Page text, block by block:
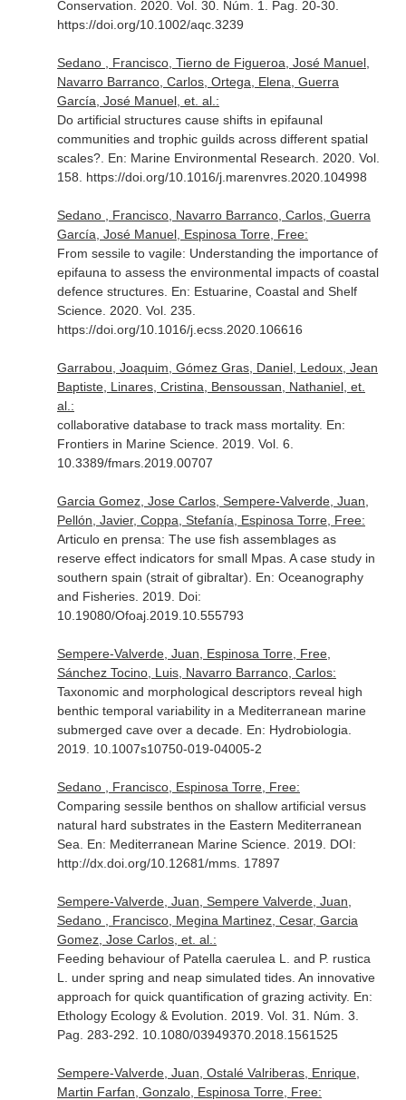
Conservation . 2020. Vol. 30. Núm. 1. Pag. 20-30.
https://doi.org/10.1002/aqc.3239
Sedano , Francisco, Tierno de Figueroa, José Manuel,
Navarro Barranco, Carlos, Ortega, Elena, Guerra
García, José Manuel, et. al.:
Do artificial structures cause shifts in epifaunal
communities and trophic guilds across different spatial
scales?. En: Marine Environmental Research . 2020. Vol.
158. https://doi.org/10.1016/j.marenvres.2020.104998
Sedano , Francisco, Navarro Barranco, Carlos, Guerra
García, José Manuel, Espinosa Torre, Free:
From sessile to vagile: Understanding the importance of
epifauna to assess the environmental impacts of coastal
defence structures. En: Estuarine, Coastal and Shelf
Science. 2020. Vol. 235.
https://doi.org/10.1016/j.ecss.2020.106616
Garrabou, Joaquim, Gómez Gras, Daniel, Ledoux, Jean
Baptiste, Linares, Cristina, Bensoussan, Nathaniel, et.
al.:
collaborative database to track mass mortality. En:
Frontiers in Marine Science. 2019. Vol. 6.
10.3389/fmars.2019.00707
Garcia Gomez, Jose Carlos, Sempere-Valverde, Juan,
Pellón, Javier, Coppa, Stefanía, Espinosa Torre, Free:
Articulo en prensa: The use fish assemblages as
reserve effect indicators for small Mpas. A case study in
southern spain (strait of gibraltar). En: Oceanography
and Fisheries. 2019. Doi:
10.19080/Ofoaj.2019.10.555793
Sempere-Valverde, Juan, Espinosa Torre, Free,
Sánchez Tocino, Luis, Navarro Barranco, Carlos:
Taxonomic and morphological descriptors reveal high
benthic temporal variability in a Mediterranean marine
submerged cave over a decade. En: Hydrobiologia
2019. 10.1007s10750-019-04005-2
Sedano , Francisco, Espinosa Torre, Free:
Comparing sessile benthos on shallow artificial versus
natural hard substrates in the Eastern Mediterranean
Sea. En: Mediterranean Marine Science. 2019. DOI:
http://dx.doi.org/10.12681/mms. 17897
Sempere-Valverde, Juan, Sempere Valverde, Juan,
Sedano , Francisco, Megina Martinez, Cesar, Garcia
Gomez, Jose Carlos, et. al.:
Feeding behaviour of Patella caerulea L. and P. rustica
L. under spring and neap simulated tides. An innovative
approach for quick quantification of grazing activity. En:
Ethology Ecology & Evolution . 2019. Vol. 31. Núm. 3.
Pag. 283-292. 10.1080/03949370.2018.1561525
Sempere-Valverde, Juan, Ostalé Valriberas, Enrique,
Martin Farfan, Gonzalo, Espinosa Torre, Free: